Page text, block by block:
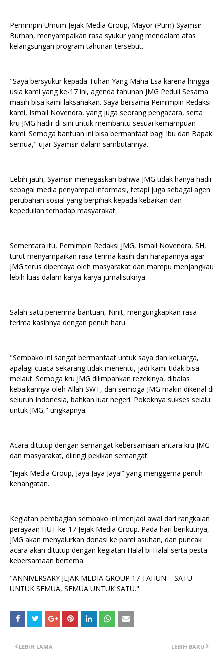
Pemimpin Umum Jejak Media Group, Mayor (Purn) Syamsir
Burhan, menyampaikan rasa syukur yang mendalam atas
kelangsungan program tahunan tersebut.
"Saya bersyukur kepada Tuhan Yang Maha Esa karena hingga
usia kami yang ke-17 ini, agenda tahunan JMG Peduli Sesama
masih bisa kami laksanakan. Saya bersama Pemimpin Redaksi
kami, Ismail Novendra, yang juga seorang pengacara, serta
kru JMG hadir di sini untuk membantu sesuai kemampuan
kami. Semoga bantuan ini bisa bermanfaat bagi Ibu dan Bapak
semua," ujar Syamsir dalam sambutannya.
Lebih jauh, Syamsir menegaskan bahwa JMG tidak hanya hadir
sebagai media penyampai informasi, tetapi juga sebagai agen
perubahan sosial yang berpihak kepada kebaikan dan
kepedulian terhadap masyarakat.
Sementara itu, Pemimpin Redaksi JMG, Ismail Novendra, SH,
turut menyampaikan rasa terima kasih dan harapannya agar
JMG terus dipercaya oleh masyarakat dan mampu menjangkau
lebih luas dalam karya-karya jurnalistiknya.
Salah satu penerima bantuan, Ninit, mengungkapkan rasa
terima kasihnya dengan penuh haru.
"Sembako ini sangat bermanfaat untuk saya dan keluarga,
apalagi cuaca sekarang tidak menentu, jadi kami tidak bisa
melaut. Semoga kru JMG dilimpahkan rezekinya, dibalas
kebaikannya oleh Allah SWT, dan semoga JMG makin dikenal di
seluruh Indonesia, bahkan luar negeri. Pokoknya sukses selalu
untuk JMG," ungkapnya.
Acara ditutup dengan semangat kebersamaan antara kru JMG
dan masyarakat, diiringi pekikan semangat:
“Jejak Media Group, Jaya Jaya Jaya!” yang menggema penuh
kehangatan.
Kegiatan pembagian sembako ini menjadi awal dari rangkaian
perayaan HUT ke-17 Jejak Media Group. Pada hari berikutnya,
JMG akan menyalurkan donasi ke panti asuhan, dan puncak
acara akan ditutup dengan kegiatan Halal bi Halal serta pesta
kebersamaan bertema:
"ANNIVERSARY JEJAK MEDIA GROUP 17 TAHUN – SATU
UNTUK SEMUA, SEMUA UNTUK SATU."
LEBIH BARU
LEBIH LAMA